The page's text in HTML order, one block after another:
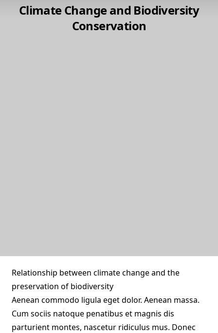
Climate Change and Biodiversity
Conservation
Relationship between climate change and the
preservation of biodiversity
Aenean commodo ligula eget dolor. Aenean massa.
Cum sociis natoque penatibus et magnis dis
parturient montes, nascetur ridiculus mus. Donec